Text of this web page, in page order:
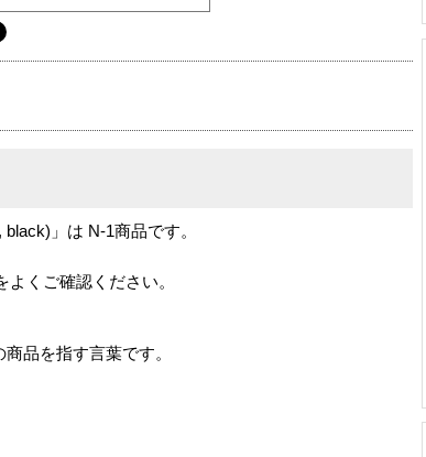
」は N-1商品です。
くご確認ください。
品を指す言葉です。